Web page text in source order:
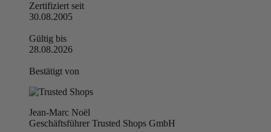
Zertifiziert seit
30.08.2005
Gültig bis
28.08.2026
Bestätigt von
Jean-Marc Noël
Geschäftsführer Trusted Shops GmbH